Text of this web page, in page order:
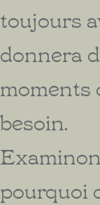
toujours
donnera
moments
besoin.
pourquoi